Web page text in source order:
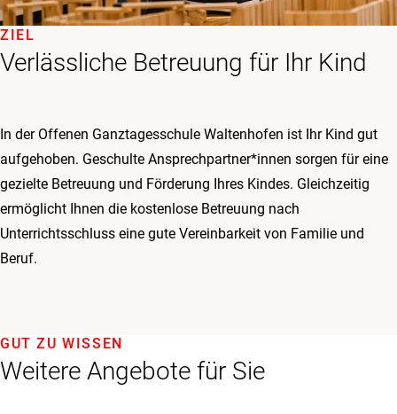
Verlässliche Betreuung für Ihr Kind
ZIEL
In der Offenen Ganztagesschule Waltenhofen ist Ihr Kind gut
aufgehoben. Geschulte Ansprechpartner*innen sorgen für eine
gezielte Betreuung und Förderung Ihres Kindes. Gleichzeitig
ermöglicht Ihnen die kostenlose Betreuung nach
Unterrichtsschluss eine gute Vereinbarkeit von Familie und
Beruf.
Weitere Angebote für Sie
GUT ZU WISSEN